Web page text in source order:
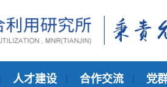
人才建设 合作交流 党